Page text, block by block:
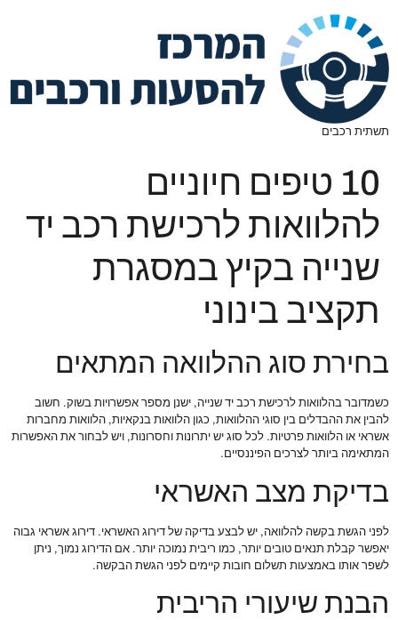
תשתית רכבים
10 טיפים חיוניים
להלוואות לרכישת רכב יד
שנייה בקיץ במסגרת
תקציב בינוני
בחירת סוג ההלוואה המתאים
כשמדובר בהלוואות לרכישת רכב יד שנייה, ישנן מספר אפשרויות בשוק. חשוב
להבין את ההבדלים בין סוגי ההלוואות, כגון הלוואות בנקאיות, הלוואות מחברות
אשראי או הלוואות פרטיות. לכל סוג יש יתרונות וחסרונות, ויש לבחור את האפשרות
המתאימה ביותר לצרכים הפיננסיים.
בדיקת מצב האשראי
לפני הגשת בקשה להלוואה, יש לבצע בדיקה של דירוג האשראי. דירוג אשראי גבוה
יאפשר קבלת תנאים טובים יותר, כמו ריבית נמוכה יותר. אם הדירוג נמוך, ניתן
לשפר אותו באמצעות תשלום חובות קיימים לפני הגשת הבקשה.
הבנת שיעורי הריבית